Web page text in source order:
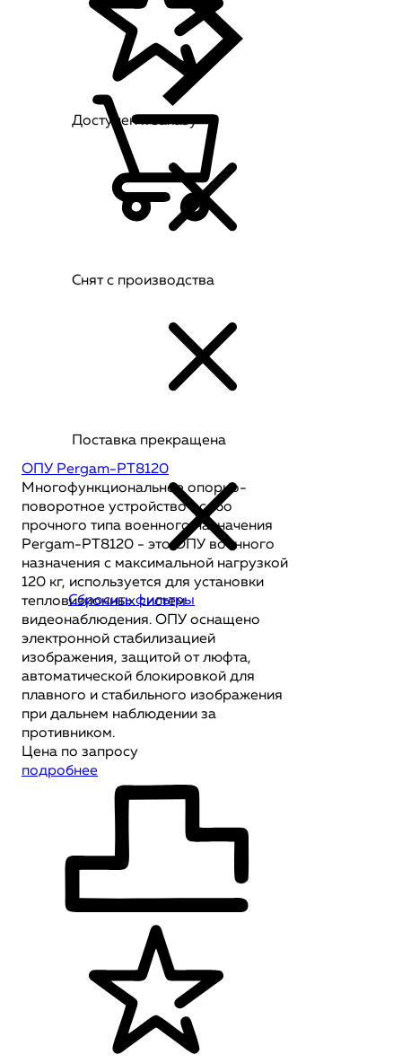
ОПУ Pergam-PT8120
Многофункциональное опорно-
поворотное устройство особо
прочного типа военного назначения
Pergam-PT8120 - это ОПУ военного
назначения с максимальной нагрузкой
120 кг, используется для установки
тепловизионных систем
видеонаблюдения. ОПУ оснащено
электронной стабилизацией
изображения, защитой от люфта,
автоматической блокировкой для
плавного и стабильного изображения
при дальнем наблюдении за
противником.
Цена по запросу
подробнее
Доступен к заказу
Снят с производства
Поставка прекращена
Сбросить фильтры